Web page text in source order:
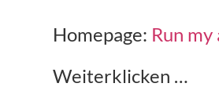
Homepage: Run my
Weiterklicken …